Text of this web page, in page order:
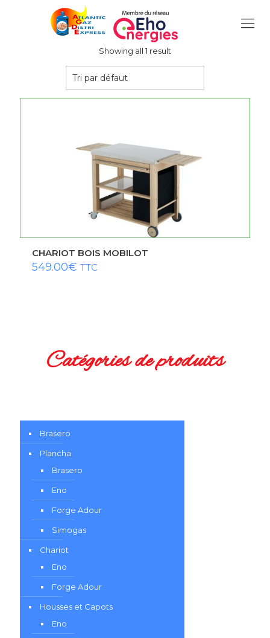
Showing all 1 result
CHARIOT BOIS MOBILOT
549.00€ TTC
Catégories de produits
Brasero
Plancha
Brasero
Eno
Forge Adour
Simogas
Chariot
Eno
Forge Adour
Housses et Capots
Eno